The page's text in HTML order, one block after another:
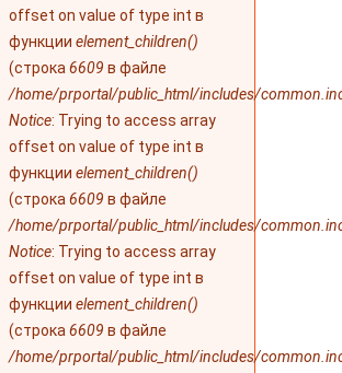
offset on value of type int в
функции element_children()
(строка 6609 в файле
/home/prportal/public_html/includes/
Notice: Trying to access array
offset on value of type int в
функции element_children()
(строка 6609 в файле
/home/prportal/public_html/includes/
Notice: Trying to access array
offset on value of type int в
функции element_children()
(строка 6609 в файле
/home/prportal/public_html/includes/